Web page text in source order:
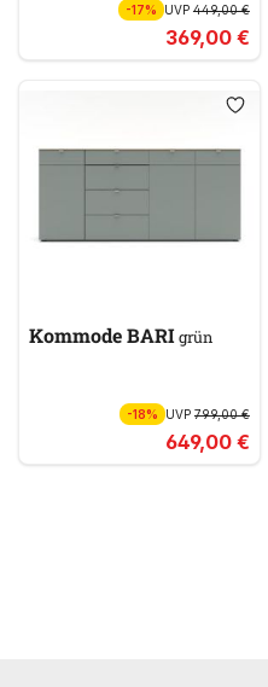
-17% UVP 449,00 €
369,00 €
Kommode BARIgrün
-18% UVP 799,00 €
649,00 €